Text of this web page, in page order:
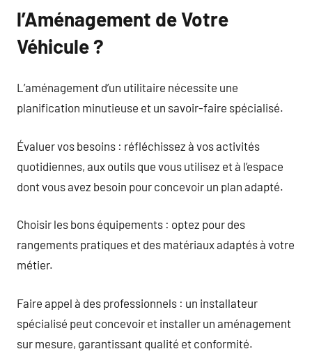
l’Aménagement de Votre
Véhicule ?
L’aménagement d’un utilitaire nécessite une
planification minutieuse et un savoir-faire spécialisé.
Évaluer vos besoins : réfléchissez à vos activités
quotidiennes, aux outils que vous utilisez et à l’espace
dont vous avez besoin pour concevoir un plan adapté.
Choisir les bons équipements : optez pour des
rangements pratiques et des matériaux adaptés à votre
métier.
Faire appel à des professionnels : un installateur
spécialisé peut concevoir et installer un aménagement
sur mesure, garantissant qualité et conformité.